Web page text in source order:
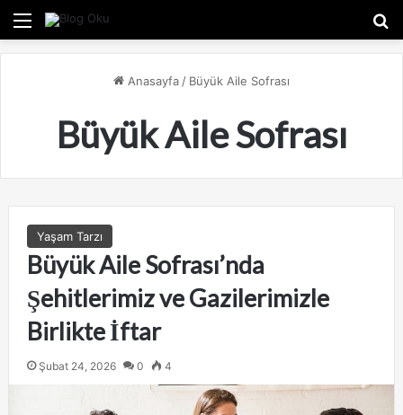
Menü
Anasayfa / Büyük Aile Sofrası
Büyük Aile Sofrası
Yaşam Tarzı
Büyük Aile Sofrası’nda
Şehitlerimiz ve Gazilerimizle
Birlikte İftar
Şubat 24, 2026 0 4